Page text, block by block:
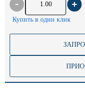
Купить в один клик